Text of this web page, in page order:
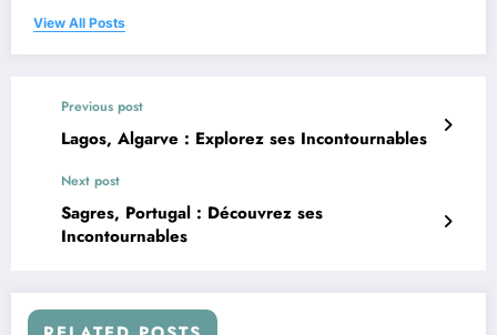
View All Posts
Previous post
Lagos, Algarve : Explorez ses Incontournables
Next post
Sagres, Portugal : Découvrez ses
Incontournables